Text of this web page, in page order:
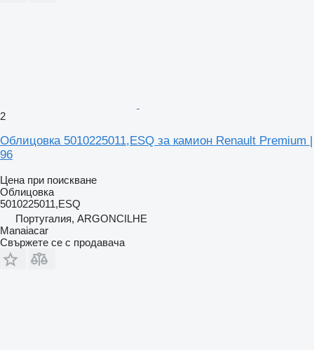
2
Облицовка 5010225011,ESQ за камион Renault Premium |
96
Цена при поискване
Облицовка
5010225011,ESQ
Португалия, ARGONCILHE
Manaiacar
Свържете се с продавача